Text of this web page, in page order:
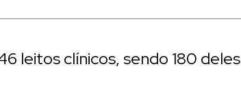
leitos clínicos, sendo 180 deles